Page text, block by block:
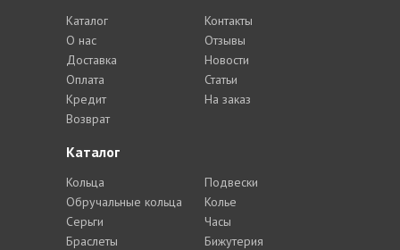
Каталог
Кольца
Обручальные кольца
Серьги
Браслеты
Подвески
Колье
Часы
Бижутерия
Каталог
О нас
Доставка
Оплата
Кредит
Возврат
Контакты
Отзывы
Новости
Статьи
На заказ